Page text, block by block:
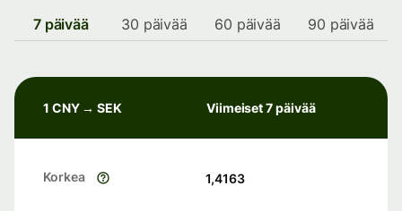
7 päivää 30 päivää 60 päivää 90 päivää
1 CNY → SEK Viimeiset 7 päivää
Korkea 1,4163